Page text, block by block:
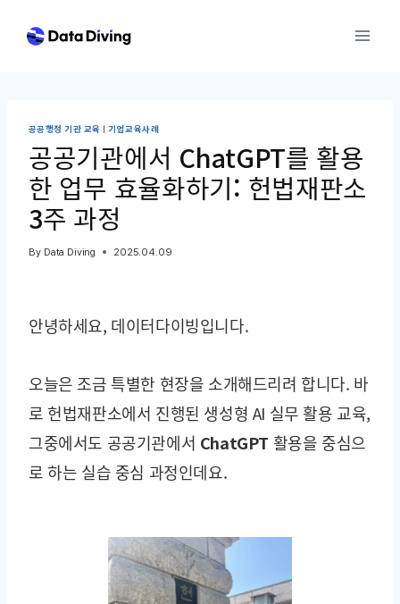
공공행정 기관 교육 |기업교육사례
공공기관에서 ChatGPT를 활용
한 업무 효율화하기: 헌법재판소
3주 과정
By Data Diving 2025.04.09
안녕하세요, 데이터다이빙입니다.
오늘은 조금 특별한 현장을 소개해드리려 합니다. 바
로 헌법재판소에서 진행된 생성형 AI 실무 활용 교육,
그중에서도 공공기관에서 ChatGPT 활용을 중심으
로 하는 실습 중심 과정인데요.